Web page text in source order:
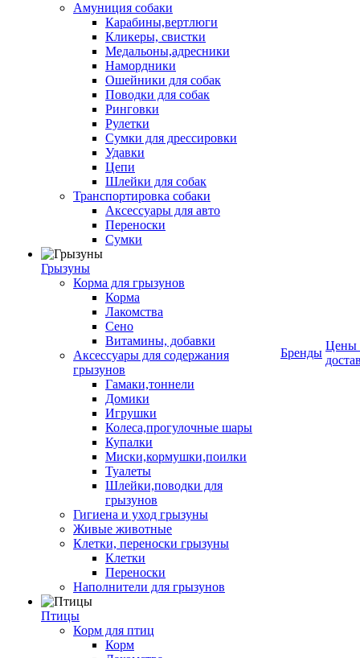
Амуниция собаки
Карабины,вертлюги
Кликеры, свистки
Медальоны,адресники
Намордники
Ошейники для собак
Поводки для собак
Ринговки
Рулетки
Сумки для дрессировки
Удавки
Цепи
Шлейки для собак
Транспортировка собаки
Аксессуары для авто
Переноски
Сумки
Грызуны
Корма для грызунов
Корма
Лакомства
Сено
Витамины, добавки
Аксессуары для содержания
грызунов
Гамаки,тоннели
Домики
Игрушки
Колеса,прогулочные шары
Купалки
Миски,кормушки,поилки
Туалеты
Шлейки,поводки для
грызунов
Гигиена и уход грызуны
Живые животные
Клетки, переноски грызуны
Клетки
Переноски
Наполнители для грызунов
Птицы
Корм для птиц
Корм
Бренды
Цены